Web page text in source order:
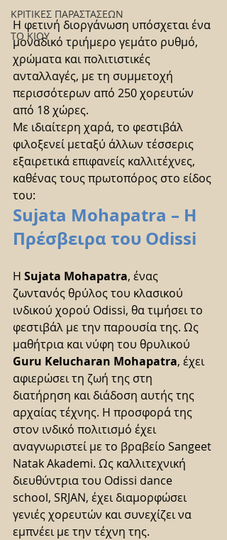
ΚΡΙΤΙΚΕΣ ΠΑΡΑΣΤΑΣΕΩΝ
ΤΟ ΚΙΟΥ
Η φετινή διοργάνωση υπόσχεται ένα
μοναδικό τριήμερο γεμάτο ρυθμό,
χρώματα και πολιτιστικές
ανταλλαγές, με τη συμμετοχή
περισσότερων από 250 χορευτών
από 18 χώρες.
Με ιδιαίτερη χαρά, το φεστιβάλ
φιλοξενεί μεταξύ άλλων τέσσερις
εξαιρετικά επιφανείς καλλιτέχνες,
καθένας τους πρωτοπόρος στο είδος
του:
Sujata Mohapatra – Η
Πρέσβειρα του Odissi
Η Sujata Mohapatra, ένας
ζωντανός θρύλος του κλασικού
ινδικού χορού Odissi, θα τιμήσει το
φεστιβάλ με την παρουσία της. Ως
μαθήτρια και νύφη του θρυλικού
Guru Kelucharan Mohapatra, έχει
αφιερώσει τη ζωή της στη
διατήρηση και διάδοση αυτής της
αρχαίας τέχνης. Η προσφορά της
στον ινδικό πολιτισμό έχει
αναγνωριστεί με το βραβείο Sangeet
Natak Akademi. Ως καλλιτεχνική
διευθύντρια του Odissi dance
school, SRJAN, έχει διαμορφώσει
γενιές χορευτών και συνεχίζει να
εμπνέει με την τέχνη της.